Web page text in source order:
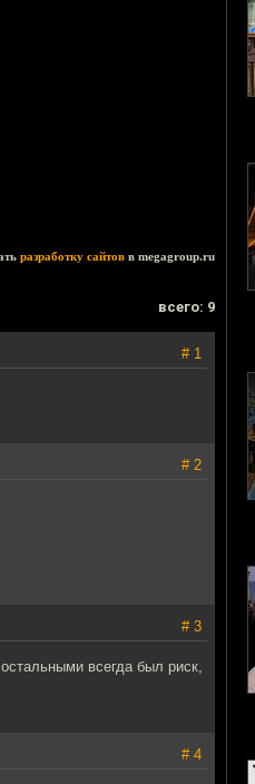
разработку сайтов в megagroup.ru
всего: 9
# 1
# 2
# 3
всегда был риск,
# 4